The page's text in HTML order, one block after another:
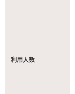
利用人数